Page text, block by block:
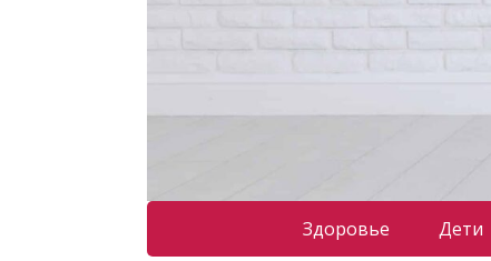
Здоровье Дети